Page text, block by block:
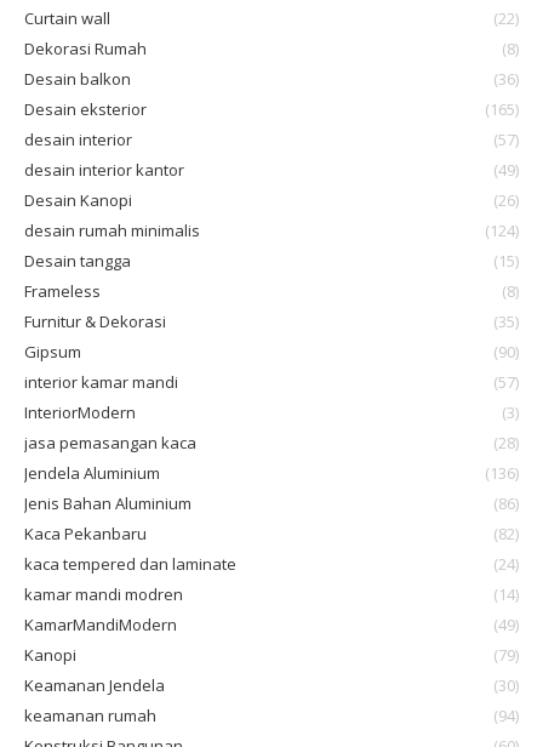
Curtain wall
(22)
Dekorasi Rumah
(8)
Desain balkon
(36)
Desain eksterior
(165)
desain interior
(57)
desain interior kantor
(49)
Desain Kanopi
(26)
desain rumah minimalis
(124)
Desain tangga
(15)
Frameless
(8)
Furnitur & Dekorasi
(35)
Gipsum
(90)
interior kamar mandi
(57)
InteriorModern
(3)
jasa pemasangan kaca
(28)
Jendela Aluminium
(136)
Jenis Bahan Aluminium
(86)
Kaca Pekanbaru
(82)
kaca tempered dan laminate
(24)
kamar mandi modren
(14)
KamarMandiModern
(49)
Kanopi
(79)
Keamanan Jendela
(30)
keamanan rumah
(94)